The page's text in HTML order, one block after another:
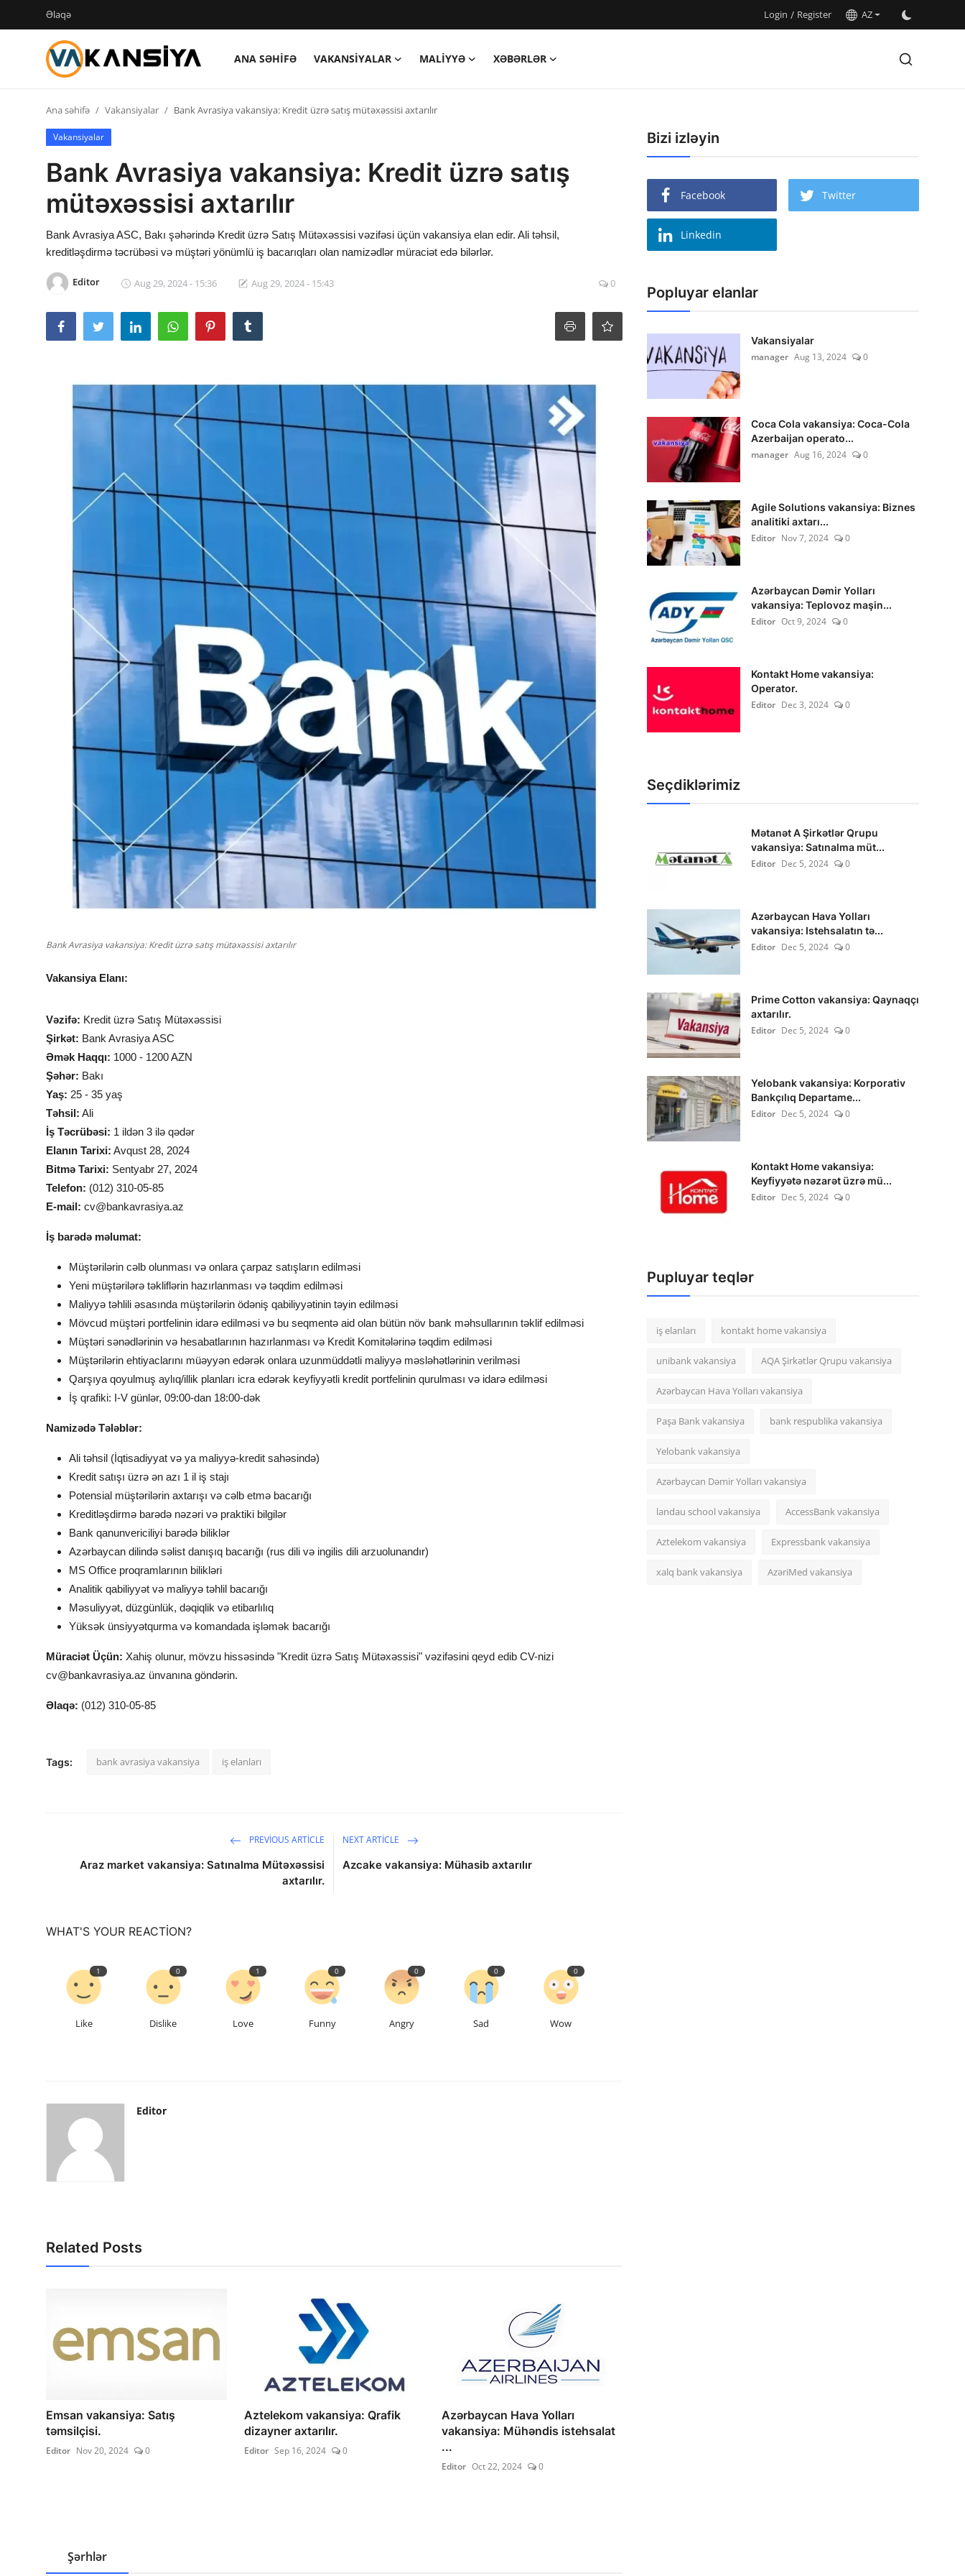
Əlaqə Login / Register AZ
ANA SƏHIFƏ VAKANSIYALAR MALIYYƏ
XƏBƏRLƏR
Login
Maliyyə
Xəbərlər
AZ
Ana səhifə Vakansiyalar Bank Avrasiya vakansiya: Kredit üzrə satış mütəxəssisi axtarılır
Vakansiyalar
Bank Avrasiya vakansiya: Kredit üzrə satış
mütəxəssisi axtarılır
Bank Avrasiya ASC, Bakı şəhərində Kredit üzrə Satış Mütəxəssisi vəzifəsi üçün vakansiya elan edir. Ali təhsil,
kreditləşdirmə təcrübəsi və müştəri yönümlü iş bacarıqları olan namizədlər müraciət edə bilərlər.
Editor Aug 29, 2024 - 15:36 Aug 29, 2024 - 15:43 0
Bank Avrasiya vakansiya: Kredit üzrə satış mütəxəssisi axtarılır
Vakansiya Elanı:
Vəzifə: Kredit üzrə Satış Mütəxəssisi
Şirkət: Bank Avrasiya ASC
Əmək Haqqı: 1000 - 1200 AZN
Şəhər: Bakı
Yaş: 25 - 35 yaş
Təhsil: Ali
İş Təcrübəsi: 1 ildən 3 ilə qədər
Elanın Tarixi: Avqust 28, 2024
Bitmə Tarixi: Sentyabr 27, 2024
Telefon: (012) 310-05-85
E-mail: cv@bankavrasiya.az
İş barədə məlumat:
Müştərilərin cəlb olunması və onlara çarpaz satışların edilməsi
Yeni müştərilərə təkliflərin hazırlanması və təqdim edilməsi
Maliyyə təhlili əsasında müştərilərin ödəniş qabiliyyətinin təyin edilməsi
Mövcud müştəri portfelinin idarə edilməsi və bu seqmentə aid olan bütün növ bank məhsullarının təklif edilməsi
Müştəri sənədlərinin və hesabatlarının hazırlanması və Kredit Komitələrinə təqdim edilməsi
Müştərilərin ehtiyaclarını müəyyən edərək onlara uzunmüddətli maliyyə məsləhətlərinin verilməsi
Qarşıya qoyulmuş aylıq/illik planları icra edərək keyfiyyətli kredit portfelinin qurulması və idarə edilməsi
İş qrafiki: I-V günlər, 09:00-dan 18:00-dək
Namizədə Tələblər:
Ali təhsil (İqtisadiyyat və ya maliyyə-kredit sahəsində)
Kredit satışı üzrə ən azı 1 il iş stajı
Potensial müştərilərin axtarışı və cəlb etmə bacarığı
Kreditləşdirmə barədə nəzəri və praktiki bilgilər
Bank qanunvericiliyi barədə biliklər
Azərbaycan dilində səlist danışıq bacarığı (rus dili və ingilis dili arzuolunandır)
MS Office proqramlarının bilikləri
Analitik qabiliyyət və maliyyə təhlil bacarığı
Məsuliyyət, düzgünlük, dəqiqlik və etibarlılıq
Yüksək ünsiyyətqurma və komandada işləmək bacarığı
Müraciət Üçün: Xahiş olunur, mövzu hissəsində "Kredit üzrə Satış Mütəxəssisi" vəzifəsini qeyd edib CV-nizi
cv@bankavrasiya.az ünvanına göndərin.
Əlaqə: (012) 310-05-85
Tags: bank avrasiya vakansiya iş elanları
PREVIOUS ARTICLE
Araz market vakansiya: Satınalma Mütəxəssisi
axtarılır.
NEXT ARTICLE
Azcake vakansiya: Mühasib axtarılır
WHAT'S YOUR REACTION?
1
Like
0
Dislike
1
Love
0
Funny
0
Angry
0
Sad
0
Wow
Editor
Related Posts
Emsan vakansiya: Satış
təmsilçisi.
Editor Nov 20, 2024 0
Aztelekom vakansiya: Qrafik
dizayner axtarılır.
Editor Sep 16, 2024 0
Azərbaycan Hava Yolları
vakansiya: Mühəndis istehsalat
...
Editor Oct 22, 2024 0
Şərhlər
Bizi izləyin
Facebook Twitter
Linkedin
Popluyar elanlar
Vakansiyalar
manager Aug 13, 2024 0
Coca Cola vakansiya: Coca-Cola
Azerbaijan operato...
manager Aug 16, 2024 0
Agile Solutions vakansiya: Biznes
analitiki axtarı...
Editor Nov 7, 2024 0
Azərbaycan Dəmir Yolları
vakansiya: Teplovoz maşin...
Editor Oct 9, 2024 0
Kontakt Home vakansiya:
Operator.
Editor Dec 3, 2024 0
Seçdiklərimiz
Mətanət A Şirkətlər Qrupu
vakansiya: Satınalma müt...
Editor Dec 5, 2024 0
Azərbaycan Hava Yolları
vakansiya: Istehsalatın tə...
Editor Dec 5, 2024 0
Prime Cotton vakansiya: Qaynaqçı
axtarılır.
Editor Dec 5, 2024 0
Yelobank vakansiya: Korporativ
Bankçılıq Departame...
Editor Dec 5, 2024 0
Kontakt Home vakansiya:
Keyfiyyətə nəzarət üzrə mü...
Editor Dec 5, 2024 0
Pupluyar teqlər
iş elanları kontakt home vakansiya
unibank vakansiya AQA Şirkətlər Qrupu vakansiya
Azərbaycan Hava Yolları vakansiya
Paşa Bank vakansiya bank respublika vakansiya
Yelobank vakansiya
Azərbaycan Dəmir Yolları vakansiya
landau school vakansiya AccessBank vakansiya
Aztelekom vakansiya Expressbank vakansiya
xalq bank vakansiya AzəriMed vakansiya